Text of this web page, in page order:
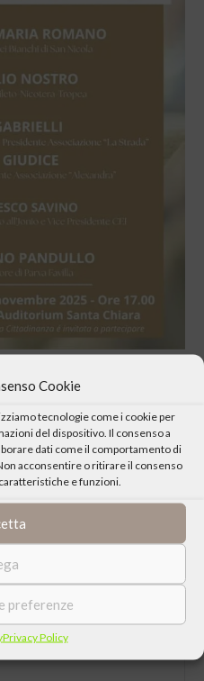
Cookie
tecnologie come i cookie per
del dispositivo. Il consenso a
dati come il comportamento di
acconsentire o ritirare il consenso
e funzioni.
preferenze
Privacy Policy
EVENTO